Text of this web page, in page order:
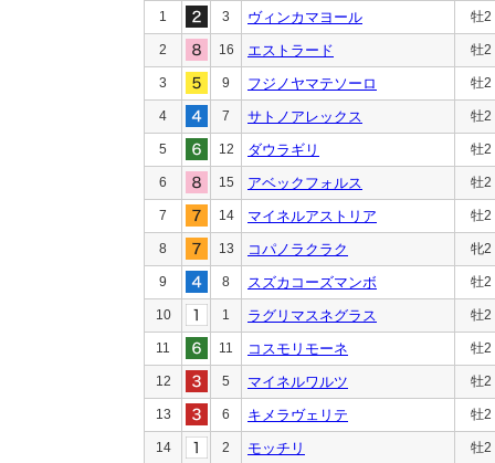
1 3 ヴィンカマヨール 牡2
2 16 エストラード 牡2
3 9 フジノヤマテソーロ 牡2
4 7 サトノアレックス 牡2
5 12 ダウラギリ 牡2
6 15 アベックフォルス 牡2
7 14 マイネルアストリア 牡2
8 13 コパノラクラク 牝2
9 8 スズカコーズマンボ 牡2
10 1 ラグリマスネグラス 牡2
11 11 コスモリモーネ 牡2
12 5 マイネルワルツ 牡2
13 6 キメラヴェリテ 牡2
14 2 モッチリ 牡2